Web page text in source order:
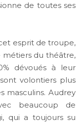
de toutes ses
esprit de troupe,
métiers du théâtre,
dévoués à leur
volontiers plus
masculins. Audrey
beaucoup de
qui a toujours su